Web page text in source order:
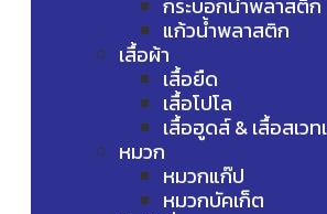
กระบอกน้ำพลาสติก
แก้วน้ำพลาสติก
เสื้อผ้า
เสื้อยืด
เสื้อโปโล
เสื้อฮูดส์ & เสื้อสเวท
หมวก
หมวกแก๊ป
หมวกบัคเก็ต